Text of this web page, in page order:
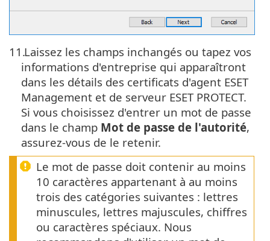
11.Laissez les champs inchangés ou tapez vos
informations d'entreprise qui apparaîtront
dans les détails des certificats d'agent ESET
Management et de serveur ESET PROTECT.
Si vous choisissez d'entrer un mot de passe
dans le champ Mot de passe de l'autorité,
assurez-vous de le retenir.
Le mot de passe doit contenir au moins
10 caractères appartenant à au moins
trois des catégories suivantes : lettres
minuscules, lettres majuscules, chiffres
ou caractères spéciaux. Nous